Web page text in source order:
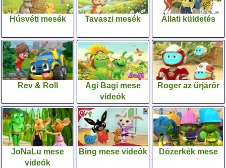
Húsvéti mesék Tavaszi mesék Állati küldetés
Rev & Roll
Agi Bagi mese
videók
Roger az űrjárőr
JoNaLu mese
videók
Bing mese videók Dózerkék mese